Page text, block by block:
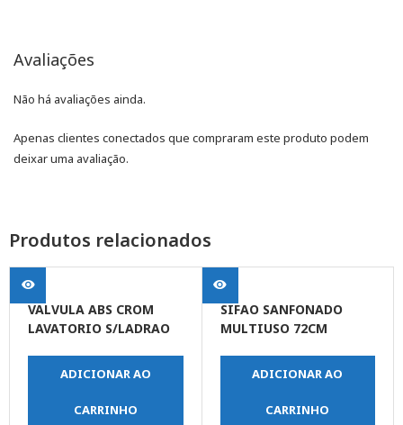
Avaliações
Não há avaliações ainda.
Apenas clientes conectados que compraram este produto podem
deixar uma avaliação.
Produtos relacionados
VALVULA ABS CROM
LAVATORIO S/LADRAO
ADICIONAR AO
CARRINHO
SIFAO SANFONADO
MULTIUSO 72CM
ADICIONAR AO
CARRINHO